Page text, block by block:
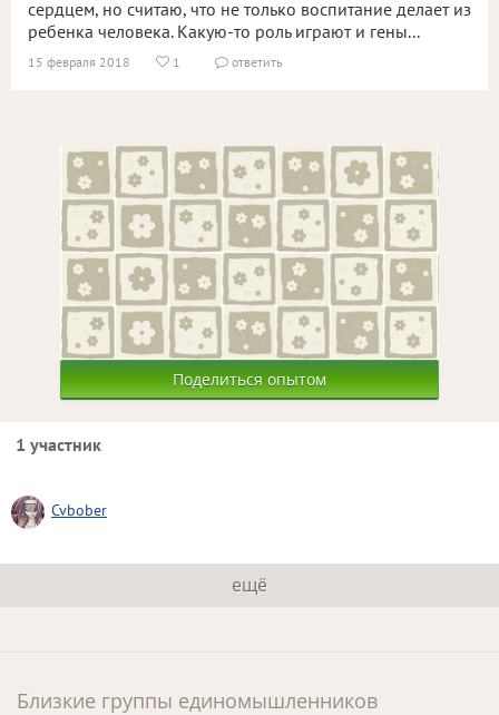
сердцем, но считаю, что не только воспитание делает из
ребенка человека. Какую-то роль играют и гены...
15 февраля 2018  1  ответить
Поделиться опытом
1 участник
Cvbober
ещё
Близкие группы единомышленников